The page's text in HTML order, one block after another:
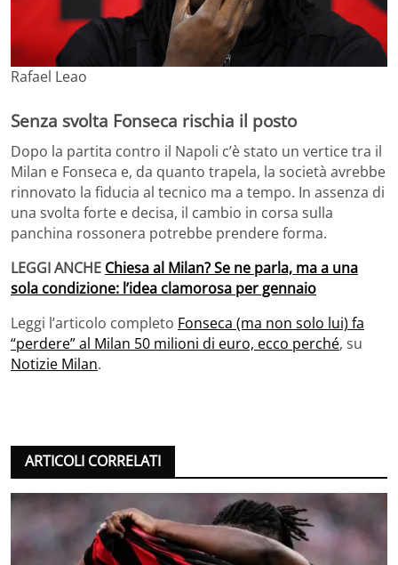
Rafael Leao
Senza svolta Fonseca rischia il posto
Dopo la partita contro il Napoli c’è stato un vertice tra il
Milan e Fonseca e, da quanto trapela, la società avrebbe
rinnovato la fiducia al tecnico ma a tempo. In assenza di
una svolta forte e decisa, il cambio in corsa sulla
panchina rossonera potrebbe prendere forma.
LEGGI ANCHE Chiesa al Milan? Se ne parla, ma a una
sola condizione: l’idea clamorosa per gennaio
Leggi l’articolo completo Fonseca (ma non solo lui) fa
“perdere” al Milan 50 milioni di euro, ecco perché, su
Notizie Milan.
ARTICOLI CORRELATI